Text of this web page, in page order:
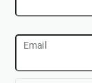
Email